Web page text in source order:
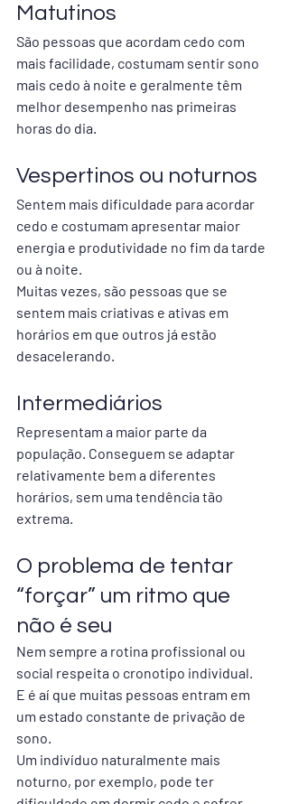
Matutinos
São pessoas que acordam cedo com
mais facilidade, costumam sentir sono
mais cedo à noite e geralmente têm
melhor desempenho nas primeiras
horas do dia.
Vespertinos ou noturnos
Sentem mais dificuldade para acordar
cedo e costumam apresentar maior
energia e produtividade no fim da tarde
ou à noite.
Muitas vezes, são pessoas que se
sentem mais criativas e ativas em
horários em que outros já estão
desacelerando.
Intermediários
Representam a maior parte da
população. Conseguem se adaptar
relativamente bem a diferentes
horários, sem uma tendência tão
extrema.
O problema de tentar
“forçar” um ritmo que
não é seu
Nem sempre a rotina profissional ou
social respeita o cronotipo individual.
E é aí que muitas pessoas entram em
um estado constante de privação de
sono.
Um indivíduo naturalmente mais
noturno, por exemplo, pode ter